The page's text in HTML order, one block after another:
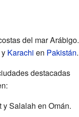
del mar Arábigo.
Karachi en Pakistán.
destacadas
y Salalah en Omán.